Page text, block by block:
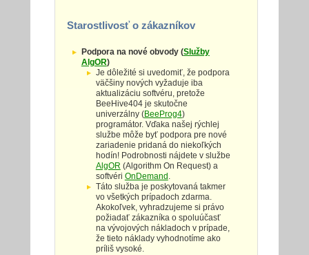
Starostlivosť o zákazníkov
Podpora na nové obvody (Služby
AlgOR)
Je dôležité si uvedomiť, že podpora
väčšiny nových vyžaduje iba
aktualizáciu softvéru, pretože
BeeHive404 je skutočne
univerzálny (BeeProg4)
programátor. Vďaka našej rýchlej
službe môže byť podpora pre nové
zariadenie pridaná do niekoľkých
hodín! Podrobnosti nájdete v službe
AlgOR (Algorithm On Request) a
softvéri OnDemand .
Táto služba je poskytovaná takmer
vo všetkých prípadoch zdarma.
Akokoľvek, vyhradzujeme si právo
požiadať zákazníka o spoluúčasť
na vývojových nákladoch v prípade,
že tieto náklady vyhodnotíme ako
príliš vysoké.